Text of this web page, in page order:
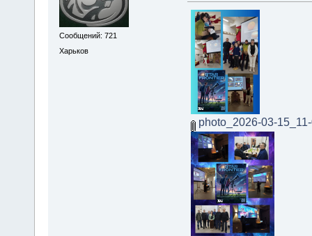
Сообщений: 721
Харьков
photo_2026-03-